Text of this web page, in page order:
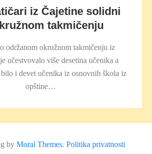
iz Čajetine solidni
takmičenju
održanom okružnom takmičenju iz
učestvovalo više desetina učenika a
i devet učenika iz osnovnih škola iz
opštine…
by Moral Themes. Politika privatnosti